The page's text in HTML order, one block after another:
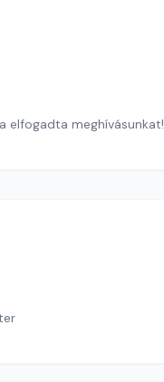
elfogadta meghívásunkat!